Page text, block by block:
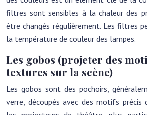
filtres sont sensibles à la chaleur des
être changés régulièrement. Les filtres
la température de couleur des lampes.
Les gobos (projeter des
textures sur la scène)
Les gobos sont des pochoirs,
verre, découpés avec des motifs précis